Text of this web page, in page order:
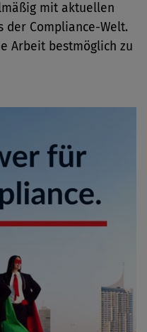
mit aktuellen
der Compliance-Welt.
Arbeit bestmöglich zu